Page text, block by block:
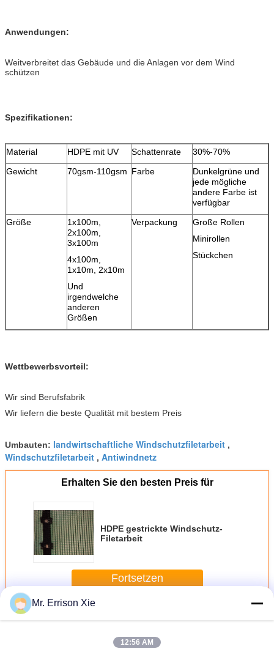
Anwendungen:
Weitverbreitet das Gebäude und die Anlagen vor dem Wind
schützen
Spezifikationen:
Material HDPE mit UV Schattenrate
30%-70%
Gewicht
70gsm-110gsm Farbe
Dunkelgrüne und
jede mögliche
andere Farbe ist
verfügbar
Größe
1x100m,
2x100m,
3x100m
4x100m,
1x10m, 2x10m
Und
irgendwelche
anderen
Größen
Verpackung
Große Rollen
Minirollen
Stückchen
Wettbewerbsvorteil:
Wir sind Berufsfabrik
Wir liefern die beste Qualität mit bestem Preis
Umbauten: landwirtschaftliche Windschutzfiletarbeit ,
Windschutzfiletarbeit , Antiwindnetz
Erhalten Sie den besten Preis für
HDPE gestrickte Windschutz-
Filetarbeit
Fortsetzen
Mehr
Mr. Errison Xie
12:56 AM